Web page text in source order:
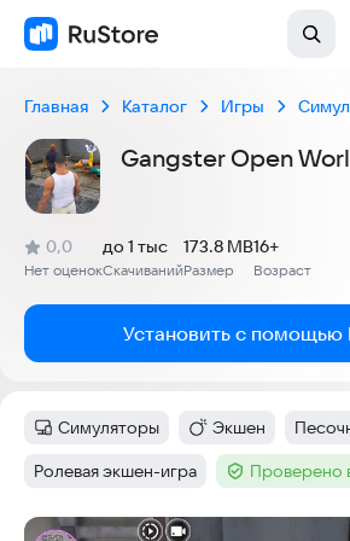
Главная Каталог Игры
Gangster Open
Рейтинг:
0,0
(
Нет оценок
)
Скачиваний
до 1 тыс
Размер
173.8 MB
Возраст
16+
Установить с помощью
Категория:
Симуляторы Категория
Экшен Тег:
Тег:
Ролевая экшен-игра Тег :Проверено